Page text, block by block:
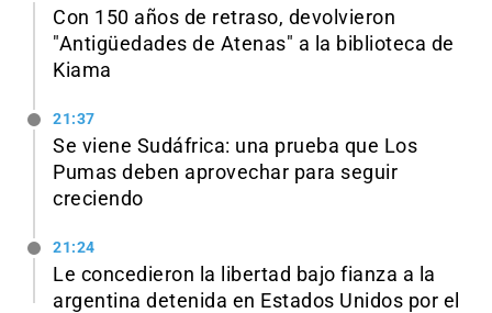
Con 150 años de retraso, devolvieron
"Antigüedades de Atenas" a la biblioteca de
Kiama
21:37
Se viene Sudáfrica: una prueba que Los
Pumas deben aprovechar para seguir
creciendo
21:24
Le concedieron la libertad bajo fianza a la
argentina detenida en Estados Unidos por el